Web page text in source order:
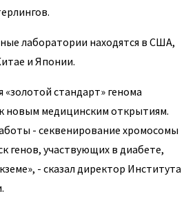
лаборатории находятся в США,
и Японии.
стандарт» генома
новым медицинским открытиям.
- секвенирование хромосомы
генов, участвующих в диабете,
- сказал директор Института